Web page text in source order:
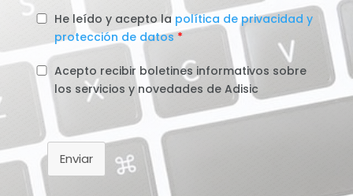
He leído y acepto la política de privacidad y
protección de datos *
Acepto recibir boletines informativos sobre
los servicios y novedades de Adisic
Enviar